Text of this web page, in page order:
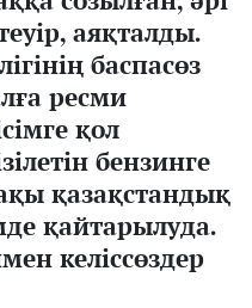
аяқталды.
баспасөз
ресми
қол
бензинге
қазақстандық
қайтарылуда.
келіссөздер